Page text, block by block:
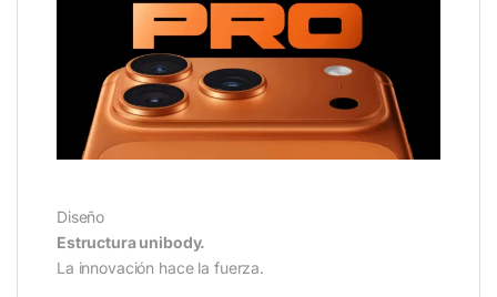
Diseño
Estructura unibody.
La innovación hace la fuerza.